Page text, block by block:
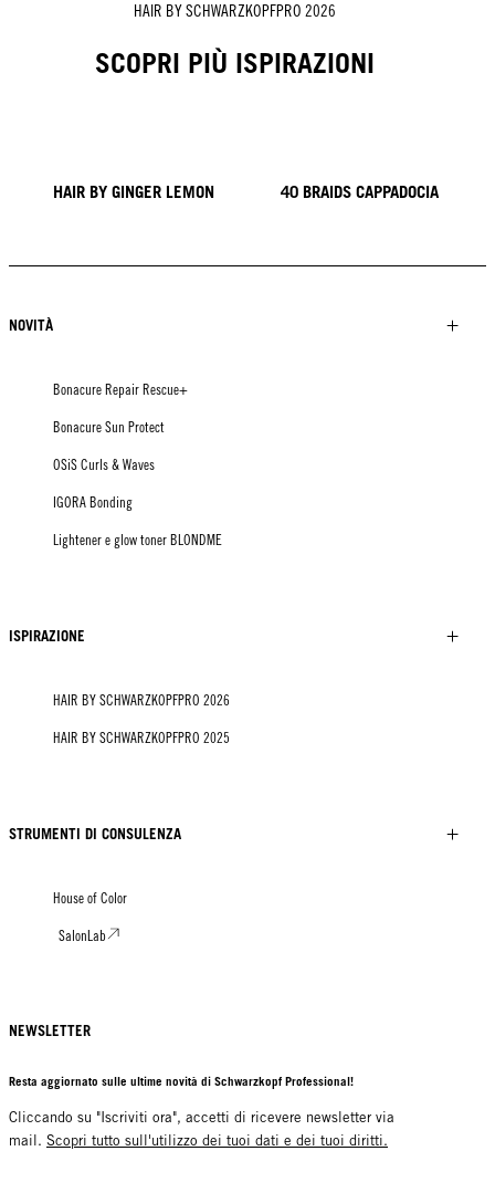
HAIR BY SCHWARZKOPFPRO 2026
SCOPRI PIÙ ISPIRAZIONI
HAIR BY GINGER LEMON 40 BRAIDS CAPPADOCIA
KICKI YANG ZHANG PROVI COLLECTION
NOVITÀ
Bonacure Repair Rescue+
Bonacure Sun Protect
OSiS Curls & Waves
IGORA Bonding
Lightener e glow toner BLONDME
ISPIRAZIONE
HAIR BY SCHWARZKOPFPRO 2026
HAIR BY SCHWARZKOPFPRO 2025
STRUMENTI DI CONSULENZA
House of Color
SalonLab
NEWSLETTER
Resta aggiornato sulle ultime novità di Schwarzkopf Professional!
Cliccando su "Iscriviti ora", accetti di ricevere newsletter via
mail. Scopri tutto sull'utilizzo dei tuoi dati e dei tuoi diritti.